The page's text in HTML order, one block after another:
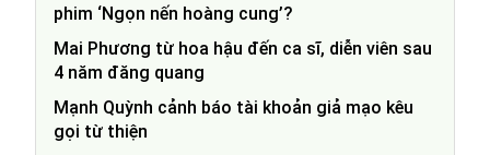
phim ‘Ngọn nến hoàng cung’?
Mai Phương từ hoa hậu đến ca sĩ, diễn viên sau
4 năm đăng quang
Mạnh Quỳnh cảnh báo tài khoản giả mạo kêu
gọi từ thiện